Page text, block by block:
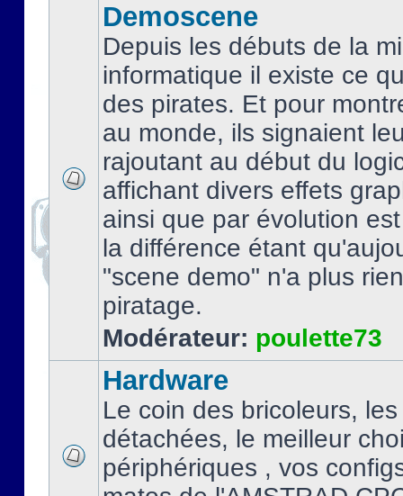
Demoscene
Depuis les débuts de la
informatique il existe ce
des pirates. Et pour
au monde, ils signaient
rajoutant au début du
affichant divers effets
ainsi que par évolution
la différence étant
"scene demo" n'a plus
piratage.
Modérateur: poulette73
Hardware
Le coin des bricoleurs,
détachées, le meilleur
périphériques , vos